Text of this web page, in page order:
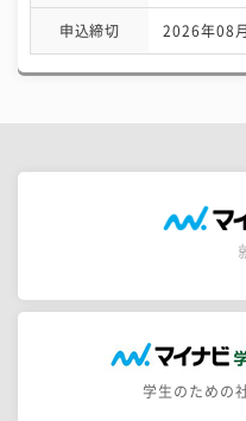
申込締切 2026年08
学生のための